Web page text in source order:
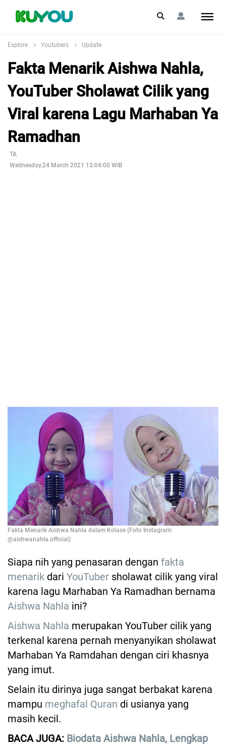
Explore Youtubers Update
Fakta Menarik Aishwa Nahla,
YouTuber Sholawat Cilik yang
Viral karena Lagu Marhaban Ya
Ramadhan
TA
Wednesday,24 March 2021 13:04:00 WIB
Fakta Menarik Aishwa Nahla dalam Kolase (Foto Instagram:
@aishwanahla.official)
Siapa nih yang penasaran dengan fakta
menarik dari YouTuber sholawat cilik yang viral
karena lagu Marhaban Ya Ramadhan bernama
Aishwa Nahla ini?
Aishwa Nahla merupakan YouTuber cilik yang
terkenal karena pernah menyanyikan sholawat
Marhaban Ya Ramdahan dengan ciri khasnya
yang imut.
Selain itu dirinya juga sangat berbakat karena
mampu meghafal Quran di usianya yang
masih kecil.
BACA JUGA: Biodata Aishwa Nahla, Lengkap